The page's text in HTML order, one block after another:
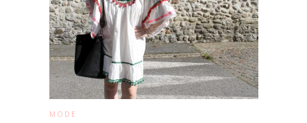
MODE